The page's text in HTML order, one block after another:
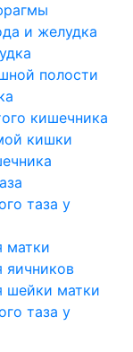
и желудка
полости
кишечника
кишки
таза у
матки
яичников
шейки матки
таза у